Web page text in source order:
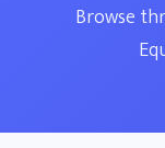
Browse